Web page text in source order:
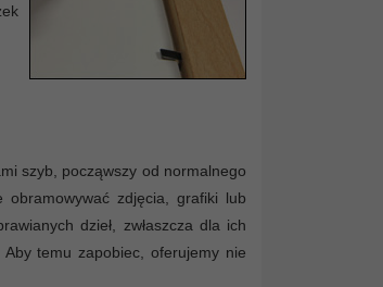
szyb, począwszy od normalnego
obramowywać zdjęcia, grafiki lub
dzieł, zwłaszcza dla ich
temu zapobiec, oferujemy nie